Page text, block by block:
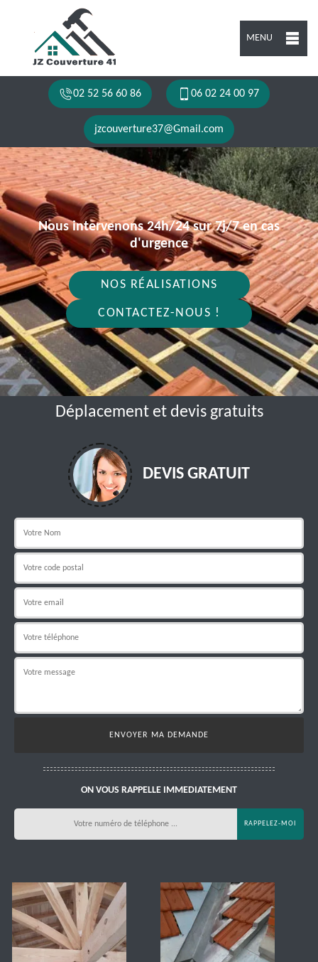
MENU
02 52 56 60 86 06 02 24 00 97
jzcouverture37@Gmail.com
Nous intervenons 24h/24 sur 7j/7 en cas
d'urgence
NOS RÉALISATIONS
CONTACTEZ-NOUS !
Déplacement et devis gratuits
DEVIS GRATUIT
ON VOUS RAPPELLE IMMEDIATEMENT